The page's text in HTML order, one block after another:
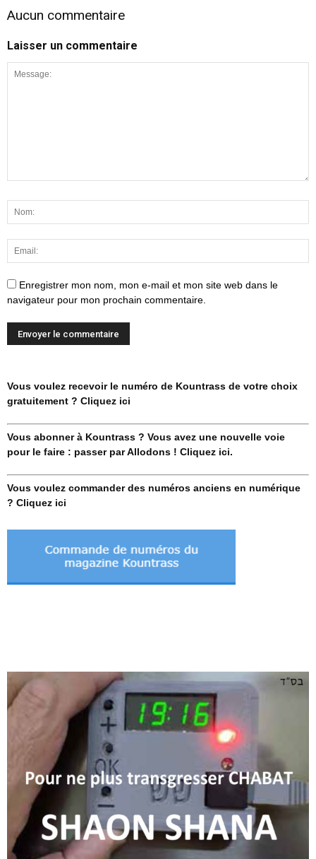
Aucun commentaire
Laisser un commentaire
Enregistrer mon nom, mon e-mail et mon site web dans le
navigateur pour mon prochain commentaire.
Vous voulez recevoir le numéro de Kountrass de votre choix
gratuitement ? Cliquez ici
Vous abonner à Kountrass ? Vous avez une nouvelle voie
pour le faire : passer par Allodons ! Cliquez ici.
Vous voulez commander des numéros anciens en numérique
? Cliquez ici